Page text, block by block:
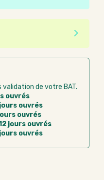
été fabriqué à partir de
Ces produits
une seconde vie
du produit
conception.
vous pouvez
Good Act.
sécurisé par carte
sur facture
mandat
de votre BAT.
ouvrés
ouvrés
ouvrés
jours ouvrés
ouvrés